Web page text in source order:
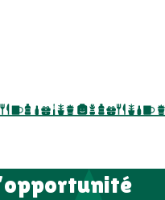
salon professionnel